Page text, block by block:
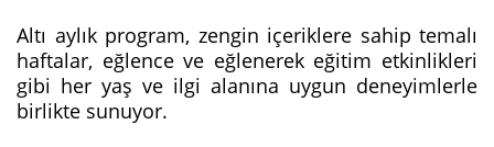
Altı aylık program, zengin içeriklere sahip temalı
haftalar, eğlence ve eğlenerek eğitim etkinlikleri
gibi her yaş ve ilgi alanına uygun deneyimlerle
birlikte sunuyor.